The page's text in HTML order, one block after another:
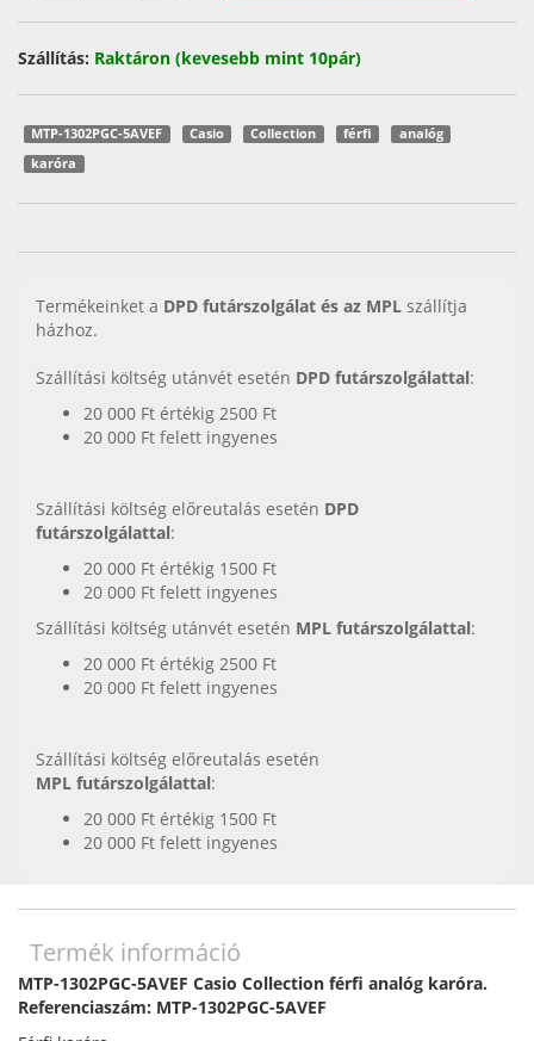
Szállítás: Raktáron (kevesebb mint 10pár)
MTP-1302PGC-5AVEF Casio Collection férfi
analóg
karóra
Termékeinket a DPD futárszolgálat és az MPL szállítja
házhoz.
Szállítási költség utánvét esetén DPD futárszolgálattal:
20 000 Ft értékig 2500 Ft
20 000 Ft felett ingyenes
Szállítási költség előreutalás esetén DPD
futárszolgálattal:
20 000 Ft értékig 1500 Ft
20 000 Ft felett ingyenes
Szállítási költség utánvét esetén MPL futárszolgálattal:
20 000 Ft értékig 2500 Ft
20 000 Ft felett ingyenes
Szállítási költség előreutalás esetén
MPL futárszolgálattal:
20 000 Ft értékig 1500 Ft
20 000 Ft felett ingyenes
Termék információ
MTP-1302PGC-5AVEF Casio Collection férfi analóg karóra.
Referenciaszám: MTP-1302PGC-5AVEF